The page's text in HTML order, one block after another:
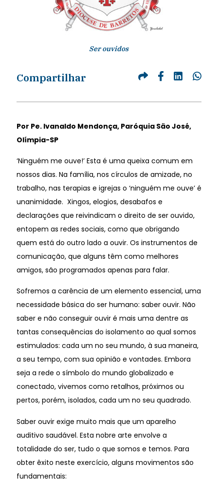
Ser ouvidos
Compartilhar
Por Pe. Ivanaldo Mendonça, Paróquia São José,
Olímpia-SP
‘Ninguém me ouve!’ Esta é uma queixa comum em
nossos dias. Na família, nos círculos de amizade, no
trabalho, nas terapias e igrejas o ‘ninguém me ouve’ é
unanimidade. Xingos, elogios, desabafos e
declarações que reivindicam o direito de ser ouvido,
entopem as redes sociais, como que obrigando
quem está do outro lado a ouvir. Os instrumentos de
comunicação, que alguns têm como melhores
amigos, são programados apenas para falar.
Sofremos a carência de um elemento essencial, uma
necessidade básica do ser humano: saber ouvir. Não
saber e não conseguir ouvir é mais uma dentre as
tantas consequências do isolamento ao qual somos
estimulados: cada um no seu mundo, à sua maneira,
a seu tempo, com sua opinião e vontades. Embora
seja a rede o símbolo do mundo globalizado e
conectado, vivemos como retalhos, próximos ou
pertos, porém, isolados, cada um no seu quadrado.
Saber ouvir exige muito mais que um aparelho
auditivo saudável. Esta nobre arte envolve a
totalidade do ser, tudo o que somos e temos. Para
obter êxito neste exercício, alguns movimentos são
fundamentais: